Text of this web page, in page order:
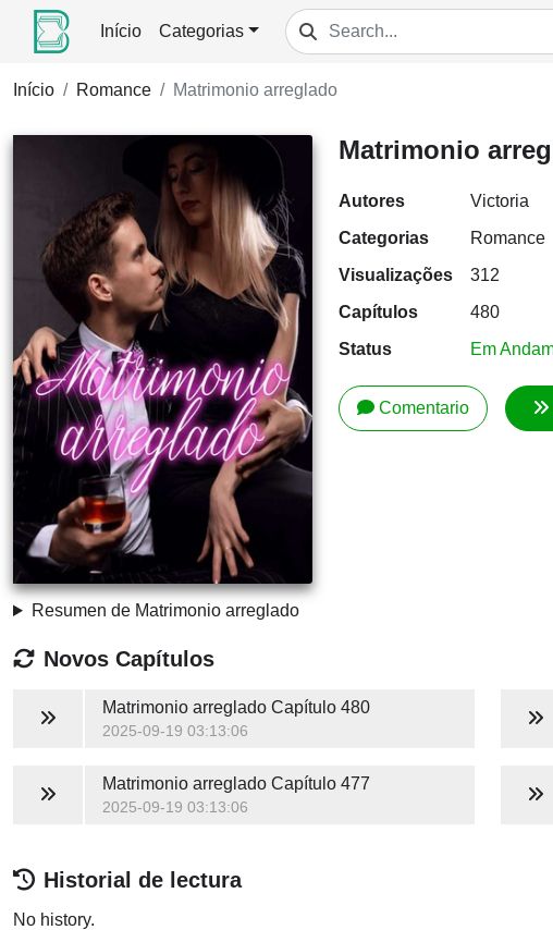
Início Categorias
Início Romance Matrimonio arreglado
Matrimonio
Autores
Victoria
Categorias
Romance
Visualizações
312
Capítulos
480
Status
Em
Comentario
Resumen de Matrimonio arreglado
Novos Capítulos
Matrimonio arregladoCapítulo 480
2025-09-19 03:13:06
Matrimonio arregladoCapítulo 477
2025-09-19 03:13:06
Historial de lectura
No history.